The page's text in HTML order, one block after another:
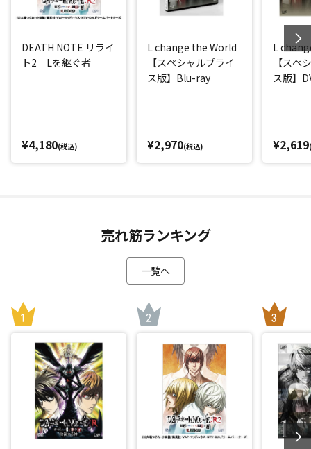
DEATH NOTE リライ
ト2 Lを継ぐ者
¥4,180(税込)
L change the World
【スペシャルプライ
ス版】Blu-ray
¥2,970(税込)
L
【スペ
ス版】
¥2,619
売れ筋ランキング
一覧へ